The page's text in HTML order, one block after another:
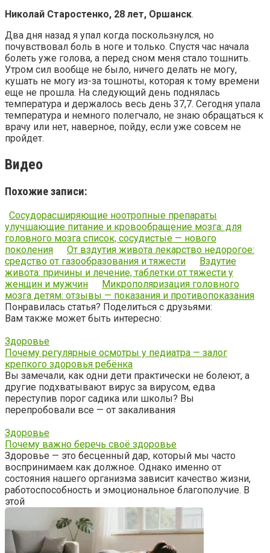
Николай Старостенко, 28 лет, Оршанск.
Два дня назад я упал когда поскользнулся, но
почувствовал боль в ноге и только. Спустя час начала
болеть уже голова, а перед сном меня стало тошнить.
Утром сил вообще не было, ничего делать не могу,
кушать не могу из-за тошноты, которая к тому времени
еще не прошла. На следующий день поднялась
температура и держалось весь день 37,7. Сегодня упала
температура и немного полегчало, не знаю обращаться к
врачу или нет, наверное, пойду, если уже совсем не
пройдет.
Видео
Похожие записи:
Сосудорасширяющие ноотропные препараты
улучшающие питание и кровообращение мозга: для
головного мозга список, сосудистые — нового
поколения
От вздутия живота лекарство недорогое:
средство от газообразования и тяжести
Вздутие
живота: причины и лечение, таблетки от тяжести у
женщин и мужчин
Микрополяризация головного
мозга детям: отзывы — показания и противопоказания
Понравилась статья? Поделиться с друзьями:
Вам также может быть интересно:
Здоровье
Почему регулярные осмотры у педиатра — залог
крепкого здоровья ребёнка
Вы замечали, как одни дети практически не болеют, а
другие подхватывают вирус за вирусом, едва
переступив порог садика или школы? Вы
перепробовали все — от закаливания
Здоровье
Почему важно беречь своё здоровье
Здоровье — это бесценный дар, который мы часто
воспринимаем как должное. Однако именно от
состояния нашего организма зависит качество жизни,
работоспособность и эмоциональное благополучие. В
этой